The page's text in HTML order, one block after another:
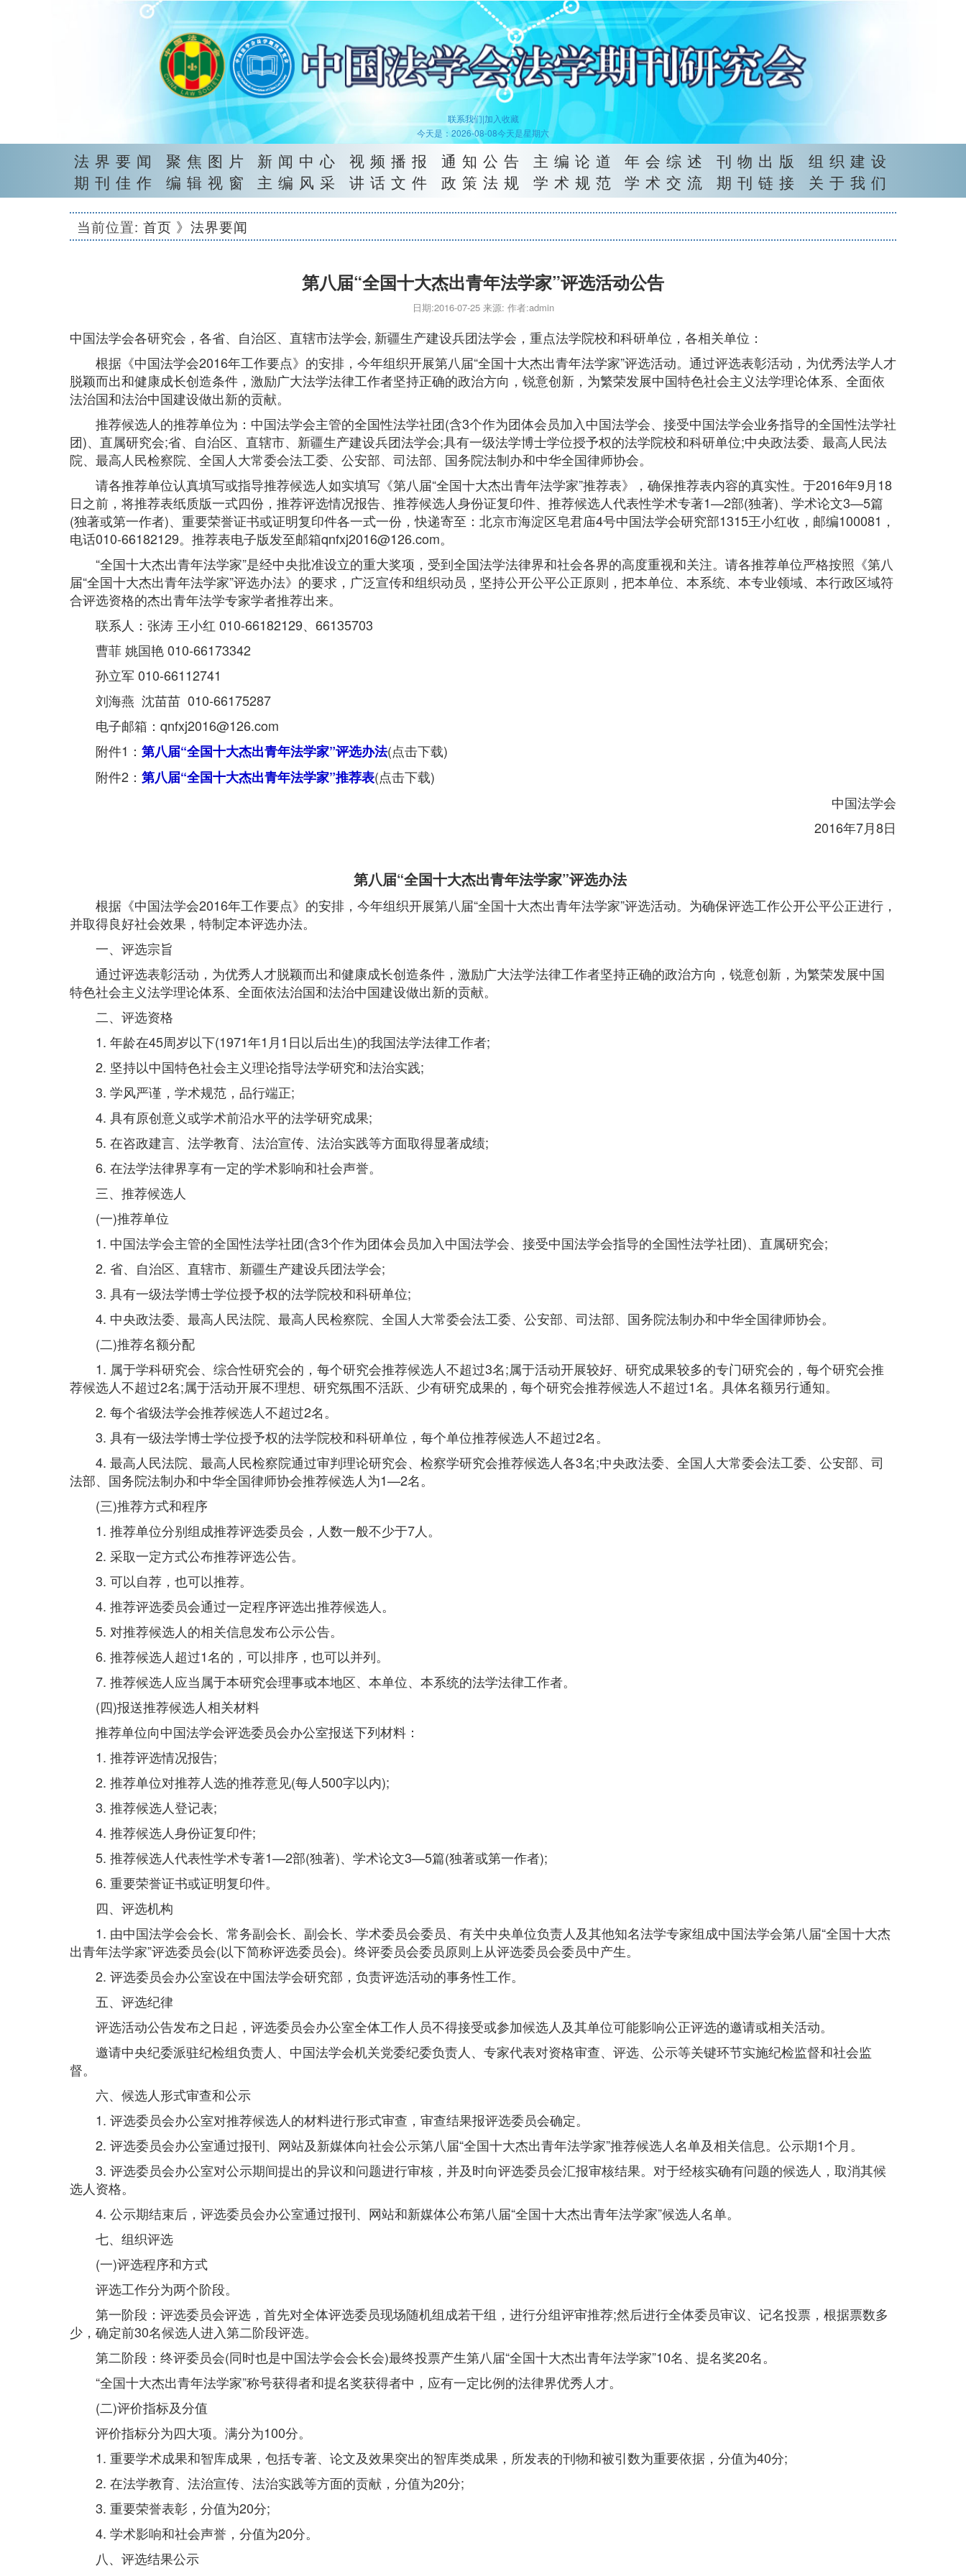
联系我们|加入收藏
今天是：2026-08-08今天是星期六
法界要闻 聚焦图片 新闻中心 视频播报 通知公告 主编论道 年会综述 刊物出版
组织建设
期刊佳作
编辑视窗 主编风采 讲话文件 政策法规 学术规范 学术交流 期刊链接 关于我们
当前位置: 首页 》法界要闻
第八届“全国十大杰出青年法学家”评选活动公告
日期:2016-07-25 来源: 作者:admin
中国法学会各研究会，各省、自治区、直辖市法学会, 新疆生产建设兵团法学会，重点法学院校和科研单位，各相关单位：
根据《中国法学会2016年工作要点》的安排，今年组织开展第八届“全国十大杰出青年法学家”评选活动。通过评选表彰活动，为优秀法学人才
脱颖而出和健康成长创造条件，激励广大法学法律工作者坚持正确的政治方向，锐意创新，为繁荣发展中国特色社会主义法学理论体系、全面依
法治国和法治中国建设做出新的贡献。
推荐候选人的推荐单位为：中国法学会主管的全国性法学社团(含3个作为团体会员加入中国法学会、接受中国法学会业务指导的全国性法学社
团)、直属研究会;省、自治区、直辖市、新疆生产建设兵团法学会;具有一级法学博士学位授予权的法学院校和科研单位;中央政法委、最高人民法
院、最高人民检察院、全国人大常委会法工委、公安部、司法部、国务院法制办和中华全国律师协会。
请各推荐单位认真填写或指导推荐候选人如实填写《第八届“全国十大杰出青年法学家”推荐表》，确保推荐表内容的真实性。于2016年9月18
日之前，将推荐表纸质版一式四份，推荐评选情况报告、推荐候选人身份证复印件、推荐候选人代表性学术专著1—2部(独著)、学术论文3—5篇
(独著或第一作者)、重要荣誉证书或证明复印件各一式一份，快递寄至：北京市海淀区皂君庙4号中国法学会研究部1315王小红收，邮编100081，
电话010-66182129。推荐表电子版发至邮箱qnfxj2016@126.com。
“全国十大杰出青年法学家”是经中央批准设立的重大奖项，受到全国法学法律界和社会各界的高度重视和关注。请各推荐单位严格按照《第八
届“全国十大杰出青年法学家”评选办法》的要求，广泛宣传和组织动员，坚持公开公平公正原则，把本单位、本系统、本专业领域、本行政区域符
合评选资格的杰出青年法学专家学者推荐出来。
联系人：张涛 王小红 010-66182129、66135703
曹菲 姚国艳 010-66173342
孙立军 010-66112741
刘海燕 沈苗苗 010-66175287
电子邮箱：qnfxj2016@126.com
附件1： 第八届“全国十大杰出青年法学家”评选办法(点击下载)
附件2： 第八届“全国十大杰出青年法学家”推荐表(点击下载)
中国法学会
2016年7月8日
第八届“全国十大杰出青年法学家”评选办法
根据《中国法学会2016年工作要点》的安排，今年组织开展第八届“全国十大杰出青年法学家”评选活动。为确保评选工作公开公平公正进行，
并取得良好社会效果，特制定本评选办法。
一、评选宗旨
通过评选表彰活动，为优秀人才脱颖而出和健康成长创造条件，激励广大法学法律工作者坚持正确的政治方向，锐意创新，为繁荣发展中国
特色社会主义法学理论体系、全面依法治国和法治中国建设做出新的贡献。
二、评选资格
1. 年龄在45周岁以下(1971年1月1日以后出生)的我国法学法律工作者;
2. 坚持以中国特色社会主义理论指导法学研究和法治实践;
3. 学风严谨，学术规范，品行端正;
4. 具有原创意义或学术前沿水平的法学研究成果;
5. 在咨政建言、法学教育、法治宣传、法治实践等方面取得显著成绩;
6. 在法学法律界享有一定的学术影响和社会声誉。
三、推荐候选人
(一)推荐单位
1. 中国法学会主管的全国性法学社团(含3个作为团体会员加入中国法学会、接受中国法学会指导的全国性法学社团)、直属研究会;
2. 省、自治区、直辖市、新疆生产建设兵团法学会;
3. 具有一级法学博士学位授予权的法学院校和科研单位;
4. 中央政法委、最高人民法院、最高人民检察院、全国人大常委会法工委、公安部、司法部、国务院法制办和中华全国律师协会。
(二)推荐名额分配
1. 属于学科研究会、综合性研究会的，每个研究会推荐候选人不超过3名;属于活动开展较好、研究成果较多的专门研究会的，每个研究会推
荐候选人不超过2名;属于活动开展不理想、研究氛围不活跃、少有研究成果的，每个研究会推荐候选人不超过1名。具体名额另行通知。
2. 每个省级法学会推荐候选人不超过2名。
3. 具有一级法学博士学位授予权的法学院校和科研单位，每个单位推荐候选人不超过2名。
4. 最高人民法院、最高人民检察院通过审判理论研究会、检察学研究会推荐候选人各3名;中央政法委、全国人大常委会法工委、公安部、司
法部、国务院法制办和中华全国律师协会推荐候选人为1—2名。
(三)推荐方式和程序
1. 推荐单位分别组成推荐评选委员会，人数一般不少于7人。
2. 采取一定方式公布推荐评选公告。
3. 可以自荐，也可以推荐。
4. 推荐评选委员会通过一定程序评选出推荐候选人。
5. 对推荐候选人的相关信息发布公示公告。
6. 推荐候选人超过1名的，可以排序，也可以并列。
7. 推荐候选人应当属于本研究会理事或本地区、本单位、本系统的法学法律工作者。
(四)报送推荐候选人相关材料
推荐单位向中国法学会评选委员会办公室报送下列材料：
1. 推荐评选情况报告;
2. 推荐单位对推荐人选的推荐意见(每人500字以内);
3. 推荐候选人登记表;
4. 推荐候选人身份证复印件;
5. 推荐候选人代表性学术专著1—2部(独著)、学术论文3—5篇(独著或第一作者);
6. 重要荣誉证书或证明复印件。
四、评选机构
1. 由中国法学会会长、常务副会长、副会长、学术委员会委员、有关中央单位负责人及其他知名法学专家组成中国法学会第八届“全国十大杰
出青年法学家”评选委员会(以下简称评选委员会)。终评委员会委员原则上从评选委员会委员中产生。
2. 评选委员会办公室设在中国法学会研究部，负责评选活动的事务性工作。
五、评选纪律
评选活动公告发布之日起，评选委员会办公室全体工作人员不得接受或参加候选人及其单位可能影响公正评选的邀请或相关活动。
邀请中央纪委派驻纪检组负责人、中国法学会机关党委纪委负责人、专家代表对资格审查、评选、公示等关键环节实施纪检监督和社会监
督。
六、候选人形式审查和公示
1. 评选委员会办公室对推荐候选人的材料进行形式审查，审查结果报评选委员会确定。
2. 评选委员会办公室通过报刊、网站及新媒体向社会公示第八届“全国十大杰出青年法学家”推荐候选人名单及相关信息。公示期1个月。
3. 评选委员会办公室对公示期间提出的异议和问题进行审核，并及时向评选委员会汇报审核结果。对于经核实确有问题的候选人，取消其候
选人资格。
4. 公示期结束后，评选委员会办公室通过报刊、网站和新媒体公布第八届“全国十大杰出青年法学家”候选人名单。
七、组织评选
(一)评选程序和方式
评选工作分为两个阶段。
第一阶段：评选委员会评选，首先对全体评选委员现场随机组成若干组，进行分组评审推荐;然后进行全体委员审议、记名投票，根据票数多
少，确定前30名候选人进入第二阶段评选。
第二阶段：终评委员会(同时也是中国法学会会长会)最终投票产生第八届“全国十大杰出青年法学家”10名、提名奖20名。
“全国十大杰出青年法学家”称号获得者和提名奖获得者中，应有一定比例的法律界优秀人才。
(二)评价指标及分值
评价指标分为四大项。满分为100分。
1. 重要学术成果和智库成果，包括专著、论文及效果突出的智库类成果，所发表的刊物和被引数为重要依据，分值为40分;
2. 在法学教育、法治宣传、法治实践等方面的贡献，分值为20分;
3. 重要荣誉表彰，分值为20分;
4. 学术影响和社会声誉，分值为20分。
八、评选结果公示